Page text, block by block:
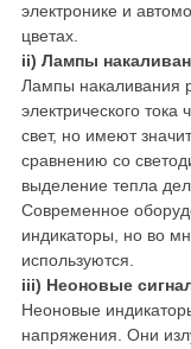
электронике и
цветах.
ii) Лампы
Лампы накаливания
электрического
свет, но имеют
сравнению со
выделение тепла
Современное
индикаторы, но во
используются.
iii) Неоновые
Неоновые
напряжения. Они